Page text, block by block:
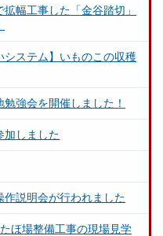
幅工事した「金谷踏切」
システム】いものこの収穫
強会を開催しました！
加しました
作説明会が行われました
ほ場整備工事の現場見学